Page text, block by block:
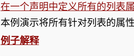
在一个声明中定义所有的列表
本例演示将所有针对列表的属
例子解释